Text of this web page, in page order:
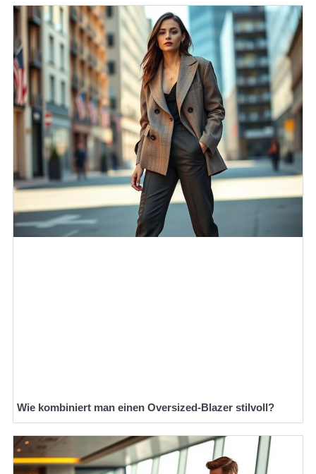
Wie kombiniert man einen Oversized-Blazer stilvoll?